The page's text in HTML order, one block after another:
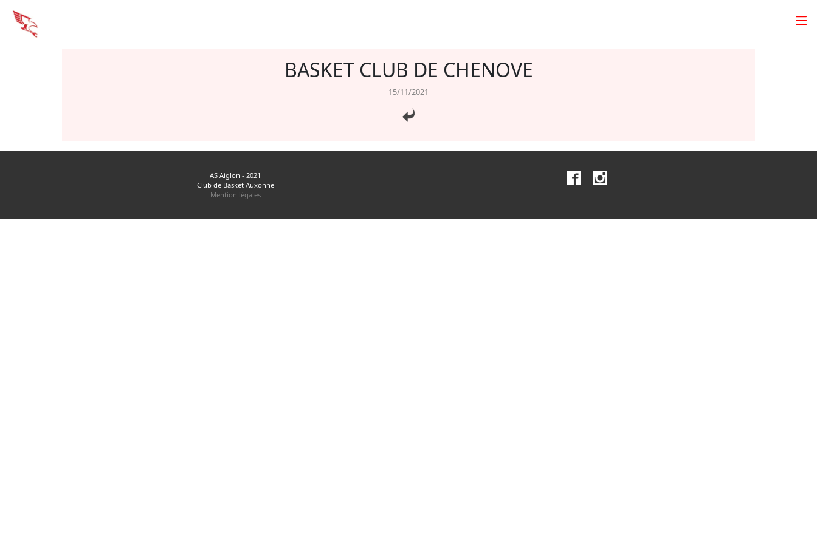
BASKET CLUB DE CHENOVE
15/11/2021
AS Aiglon - 2021
Club de Basket Auxonne
Mention légales